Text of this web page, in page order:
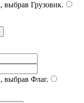
выбрав Грузовик.
выбрав Флаг.